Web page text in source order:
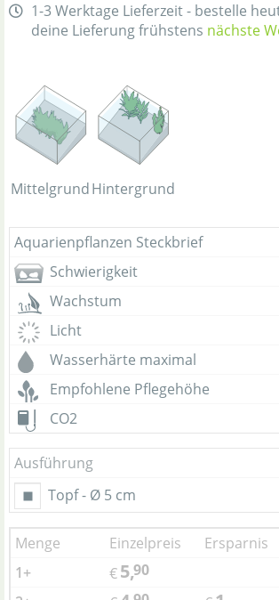
1-3 Werktage Lieferzeit - bestelle
deine Lieferung frühstens nächste
MittelgrundHintergrund
Aquarienpflanzen Steckbrief
Schwierigkeit
Wachstum
Licht
Wasserhärte maximal
Empfohlene Pflegehöhe
CO2
Ausführung
Topf - Ø 5 cm
Menge Einzelpreis Ersparnis
1+
€5,90